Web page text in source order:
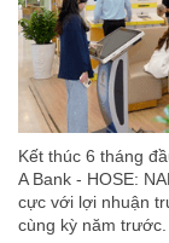
Kết thúc 6 tháng
A Bank - HOSE:
cực với lợi nhuận
cùng kỳ năm trước.